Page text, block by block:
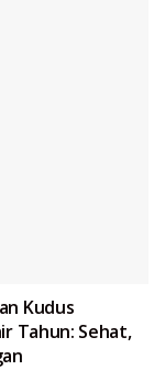
Kudus
Tahun: Sehat,